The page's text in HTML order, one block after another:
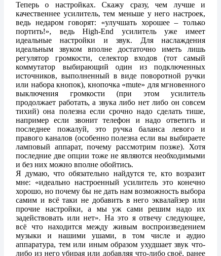
Теперь о настройках. Скажу сразу, чем лучше и
качественнее усилитель, тем меньше у него настроек,
ведь недаром говорят: «улучшать хорошее – только
портить!», ведь High-End усилитель уже имеет
идеальные настройки и звук. Для наслаждения
идеальным звуком вполне достаточно иметь лишь
регулятор громкости, селектор входов (тот самый
коммутатор выбирающий один из подключенных
источников, выполненный в виде поворотной ручки
или набора кнопок), кнопочка «mute» для мгновенного
выключения громкости (при этом усилитель
продолжает работать, а звука либо нет либо он совсем
тихий) она полезна если срочно надо сделать тише,
например если звонит телефон и надо ответить и
последнее пожалуй, это ручка баланса левого и
правого каналов (особенно полезна если вы выбираете
ламповый аппарат, почему рассмотрим позже). Хотя
последние две опции тоже не являются необходимыми
и без них можно вполне обойтись.
Я думаю, что обязательно найдутся те, кто возразит
мне: «идеально настроенный усилитель это конечно
хорошо, но почему бы не дать нам возможность выбора
самим и всё таки не добавить в него эквалайзер или
прочие настройки, а мы уж сами решим надо их
задействовать или нет». На это я отвечу следующее,
всё что находится между живым воспроизведением
музыки и нашими ушами, в том числе и аудио
аппаратура, тем или иным образом ухудшает звук что-
либо из него убирая или добавляя что-либо своё, ранее